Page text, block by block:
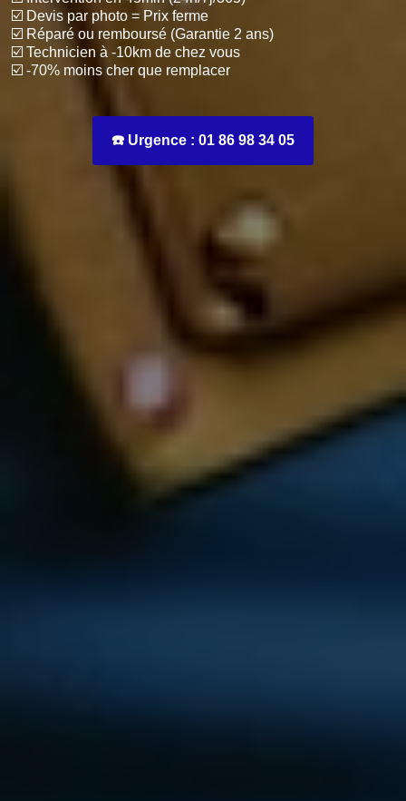
☑️ Devis par photo = Prix ferme
☑️ Réparé ou remboursé (Garantie 2 ans)
☑️ Technicien à -10km de chez vous
☑️ -70% moins cher que remplacer
☎️ Urgence : 01 86 98 34 05